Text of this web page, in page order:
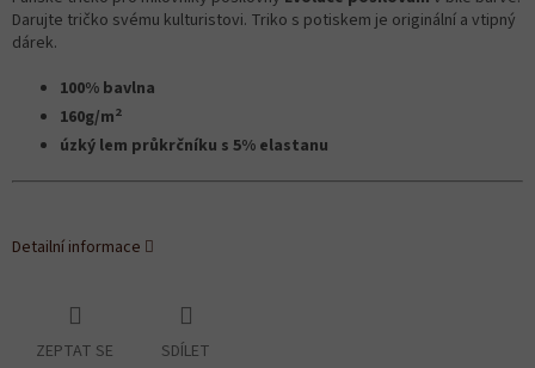
Darujte tričko svému kulturistovi. Triko s potiskem je originální a vtipný
dárek.
100% bavlna
160g/m2
úzký lem průkrčníku s 5% elastanu
Detailní informace
ZEPTAT SE SDÍLET